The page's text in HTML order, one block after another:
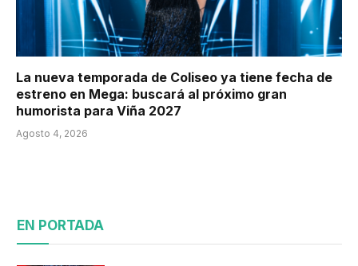
La nueva temporada de Coliseo ya tiene fecha de
estreno en Mega: buscará al próximo gran
humorista para Viña 2027
Agosto 4, 2026
EN PORTADA